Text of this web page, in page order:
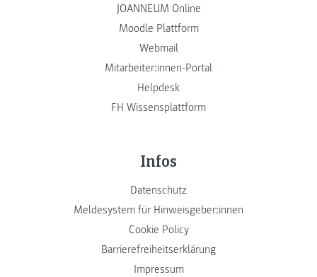
JOANNEUM Online
Moodle Plattform
Webmail
Mitarbeiter:innen-Portal
Helpdesk
FH Wissensplattform
Infos
Datenschutz
Meldesystem für Hinweisgeber:innen
Cookie Policy
Barrierefreiheitserklärung
Impressum